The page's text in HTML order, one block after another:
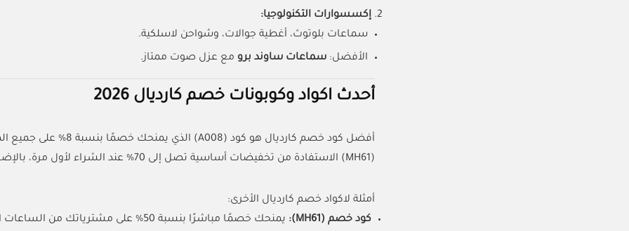
إكسسوارات التكنولوجيا:
سماعات بلوتوث، أغطية جوالات، وشواحن لاسلكية.
الأفضل: سماعات ساوند برو مع عزل صوت ممتاز.
أحدث اكواد وكوبونات خصم كارديال 2026
أفضل كود خصم كارديال هو كود (A008) الذي يمنحك خصمًا بنسبة 8% على جميع المنتجات، و هو صالح لكل العملاء.
(MH61) الاستفادة من تخفيضات أساسية تصل إلى 70% عند الشراء لأول مرة، بالإضافة إلى العروض والخصومات الإضافية لكل طلب.
أمثلة لاكواد خصم كارديال الأخرى:
كود خصم (MH61):
يمنحك خصمًا مباشرًا بنسبة 50% على مشترياتك من الساعات الراقية.